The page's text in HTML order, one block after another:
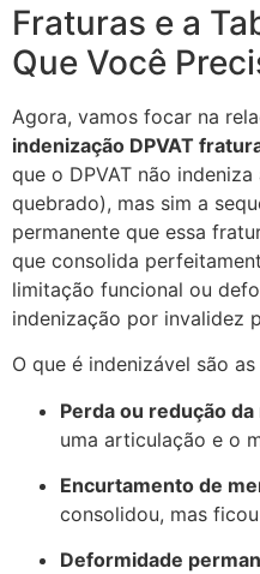
Fraturas e a
Que Você
Agora, vamos focar na
indenização DPVAT
que o DPVAT não indeniza
quebrado), mas sim a
permanente que essa
que consolida
limitação funcional ou
indenização por invalidez
O que é indenizável são
Perda ou redução
uma articulação e o
Encurtamento de
consolidou, mas
Deformidade